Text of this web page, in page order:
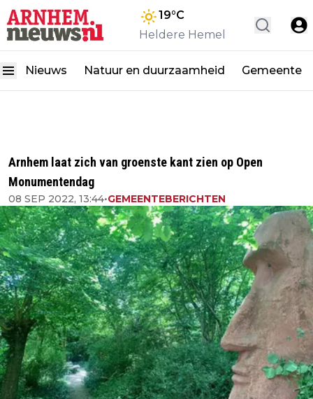
19°C
Heldere Hemel
Nieuws Natuur en duurzaamheid Gemeente
Arnhem laat zich van groenste kant zien op Open
Monumentendag
08 SEP 2022, 13:44•GEMEENTEBERICHTEN